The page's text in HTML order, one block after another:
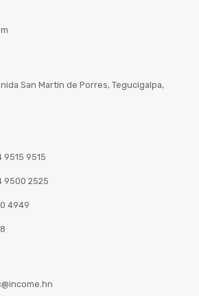
San Martín de Porres, Tegucigalpa,
9515
9500 2525
4949